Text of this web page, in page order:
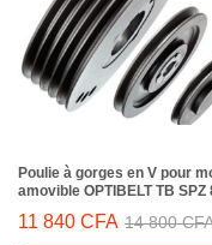
Poulie à gorges en V pour
amovible OPTIBELT TB SPZ
11 840 CFA 14 800